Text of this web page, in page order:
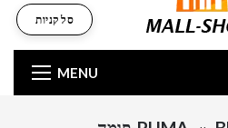
MENU
סל קניות